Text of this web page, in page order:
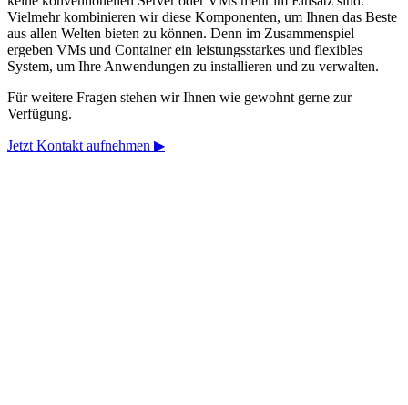
Vielmehr kombinieren wir diese Komponenten, um Ihnen das Beste
aus allen Welten bieten zu können. Denn im Zusammenspiel
ergeben VMs und Container ein leistungsstarkes und flexibles
System, um Ihre Anwendungen zu installieren und zu verwalten.
Für weitere Fragen stehen wir Ihnen wie gewohnt gerne zur
Verfügung.
Jetzt Kontakt aufnehmen ▶